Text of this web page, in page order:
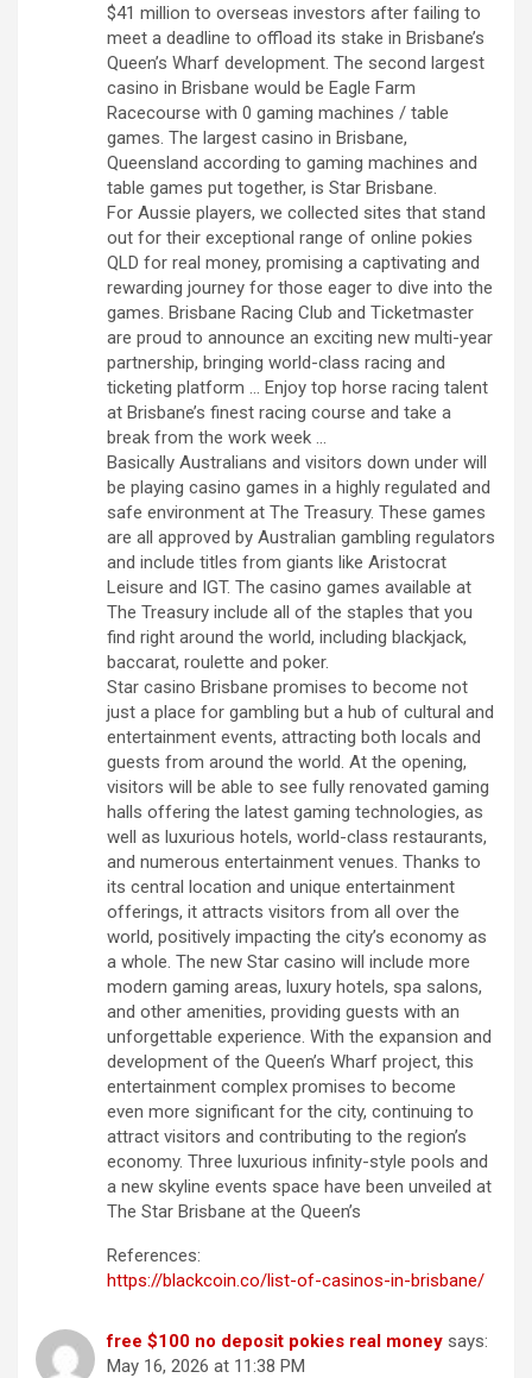
$41 million to overseas investors after failing to
meet a deadline to offload its stake in Brisbane’s
Queen’s Wharf development. The second largest
casino in Brisbane would be Eagle Farm
Racecourse with 0 gaming machines / table
games. The largest casino in Brisbane,
Queensland according to gaming machines and
table games put together, is Star Brisbane.
For Aussie players, we collected sites that stand
out for their exceptional range of online pokies
QLD for real money, promising a captivating and
rewarding journey for those eager to dive into the
games. Brisbane Racing Club and Ticketmaster
are proud to announce an exciting new multi-year
partnership, bringing world-class racing and
ticketing platform … Enjoy top horse racing talent
at Brisbane’s finest racing course and take a
break from the work week …
Basically Australians and visitors down under will
be playing casino games in a highly regulated and
safe environment at The Treasury. These games
are all approved by Australian gambling regulators
and include titles from giants like Aristocrat
Leisure and IGT. The casino games available at
The Treasury include all of the staples that you
find right around the world, including blackjack,
baccarat, roulette and poker.
Star casino Brisbane promises to become not
just a place for gambling but a hub of cultural and
entertainment events, attracting both locals and
guests from around the world. At the opening,
visitors will be able to see fully renovated gaming
halls offering the latest gaming technologies, as
well as luxurious hotels, world-class restaurants,
and numerous entertainment venues. Thanks to
its central location and unique entertainment
offerings, it attracts visitors from all over the
world, positively impacting the city’s economy as
a whole. The new Star casino will include more
modern gaming areas, luxury hotels, spa salons,
and other amenities, providing guests with an
unforgettable experience. With the expansion and
development of the Queen’s Wharf project, this
entertainment complex promises to become
even more significant for the city, continuing to
attract visitors and contributing to the region’s
economy. Three luxurious infinity-style pools and
a new skyline events space have been unveiled at
The Star Brisbane at the Queen’s
References:
https://blackcoin.co/list-of-casinos-in-brisbane/
free $100 no deposit pokies real money says:
May 16, 2026 at 11:38 PM